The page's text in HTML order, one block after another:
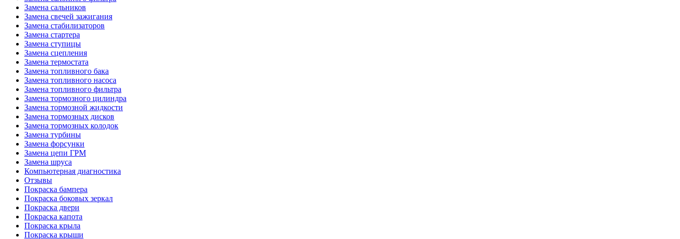
Замена сальников
Замена свечей зажигания
Замена стабилизаторов
Замена стартера
Замена ступицы
Замена сцепления
Замена термостата
Замена топливного бака
Замена топливного насоса
Замена топливного фильтра
Замена тормозного цилиндра
Замена тормозной жидкости
Замена тормозных дисков
Замена тормозных колодок
Замена турбины
Замена форсунки
Замена цепи ГРМ
Замена шруса
Компьютерная диагностика
Отзывы
Покраска бампера
Покраска боковых зеркал
Покраска двери
Покраска капота
Покраска крыла
Покраска крыши